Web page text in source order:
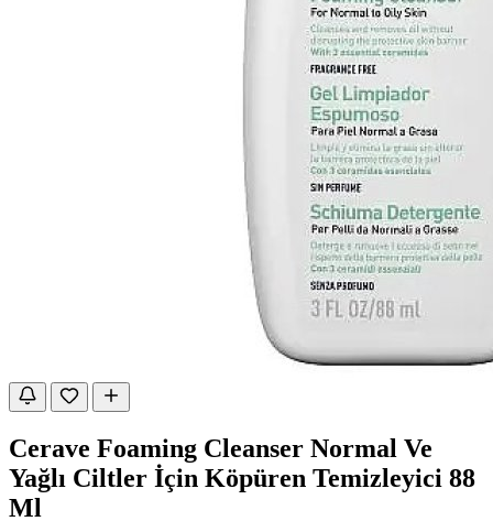
Cerave Foaming Cleanser Normal Ve
Yağlı Ciltler İçin Köpüren Temizleyici 88
Ml